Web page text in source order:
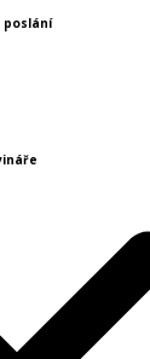
poslání